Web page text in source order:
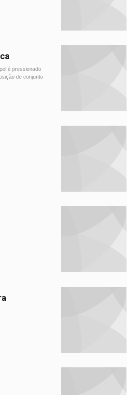
é pressionado
de conjunto